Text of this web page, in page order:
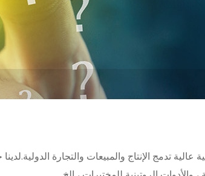
تدمج الإنتاج والمبيعات والتجارة